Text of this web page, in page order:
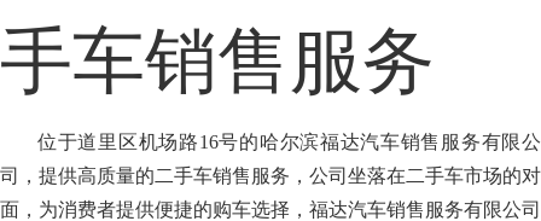
手车销售服务
位于道里区机场路16号的哈尔滨福达汽车销售服务有限公
司，提供高质量的二手车销售服务，公司坐落在二手车市场的对
面，为消费者提供便捷的购车选择，福达汽车销售服务有限公司